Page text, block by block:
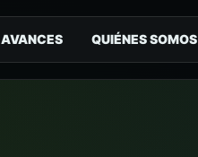
AVANCES QUIÉNES SOMOS